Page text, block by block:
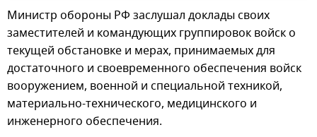
Министр обороны РФ заслушал доклады своих
заместителей и командующих группировок войск о
текущей обстановке и мерах, принимаемых для
достаточного и своевременного обеспечения войск
вооружением, военной и специальной техникой,
материально-технического, медицинского и
инженерного обеспечения.